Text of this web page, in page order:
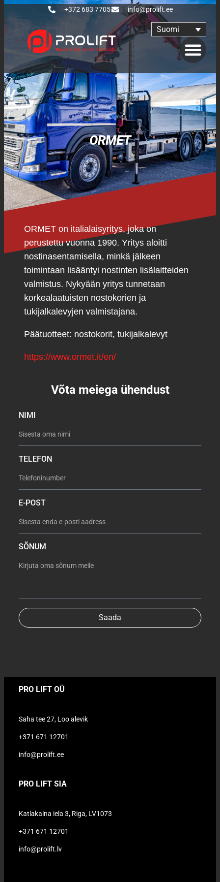
+372 683 7705 info@prolift.ee
Suomi
ORMET
ORMET on italialaisyritys, joka on
perustettu vuonna 1990. Yritys aloitti
nostinasentamisella, minkä jälkeen
toimintaan lisääntyi nostinten lisälaitteiden
valmistus. Nykyään yritys tunnetaan
korkealaatuisten nostokorien ja
tukijalkalevyjen valmistajana.
Päätuotteet: nostokorit, tukijalkalevyt
https://www.ormet.it/en/
Võta meiega ühendust
NIMI
TELEFON
E-POST
SÕNUM
Saada
PRO LIFT OÜ
Saha tee 27, Loo alevik
+371 671 12701
info@prolift.ee
PRO LIFT SIA
Katlakalna iela 3, Riga, LV1073
+371 671 12701
info@prolift.lv